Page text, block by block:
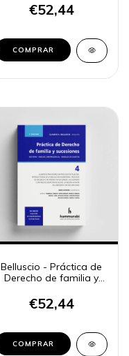
€52,44
COMPRAR
Belluscio - Práctica de
Derecho de familia y
€52,44
COMPRAR